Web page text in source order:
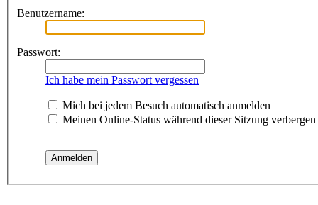
Benutzername:
Passwort:
Ich habe mein Passwort vergessen
Mich bei jedem Besuch automatisch anmelden
Meinen Online-Status während dieser Sitzung verbergen